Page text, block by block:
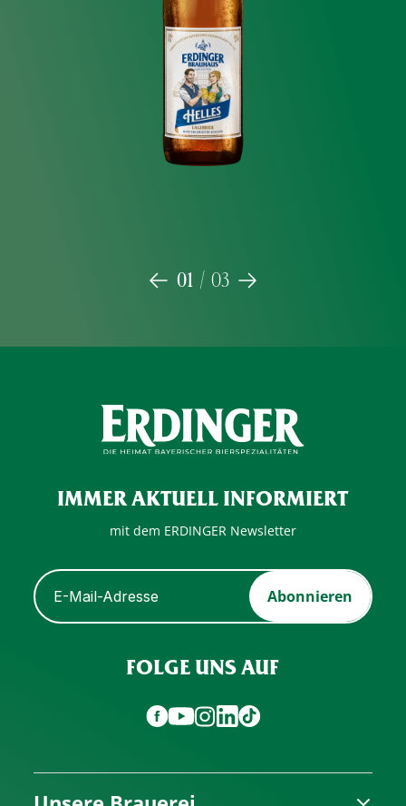
Jetzt kaufen
01 / 03
IMMER AKTUELL INFORMIERT
mit dem ERDINGER Newsletter
Abonnieren
FOLGE UNS AUF